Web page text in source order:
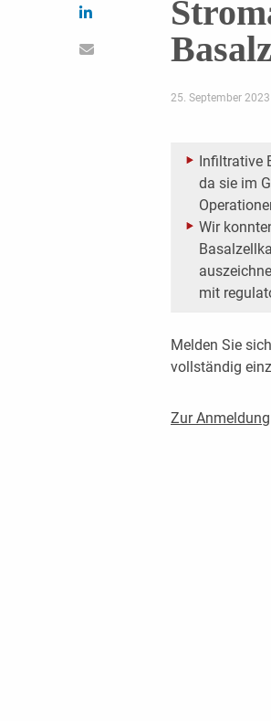
25. September 2023
Infiltrative
da sie im
Wir
mit
Melden Sie
vollständig
Zur Anmeldung